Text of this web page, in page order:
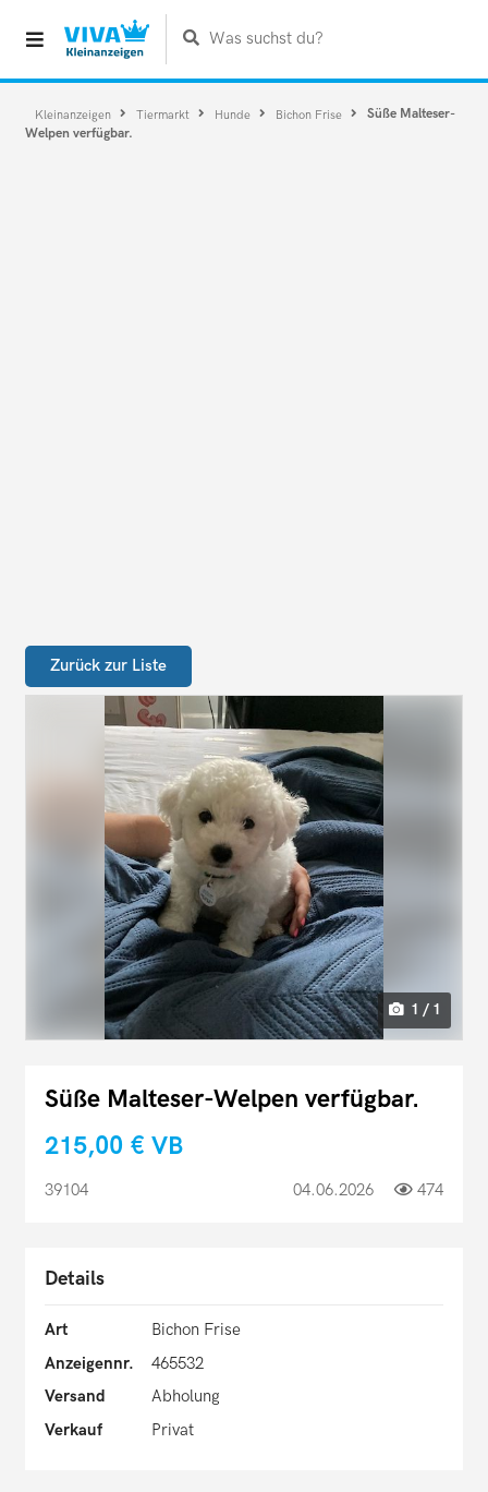
Was suchst du?
Kleinanzeigen Tiermarkt Hunde Bichon Frise
Süße Malteser-
Welpen verfügbar.
Zurück zur Liste
1 / 1
Süße Malteser-Welpen verfügbar.
215,00 € VB
39104 04.06.2026 474
Details
Art
Bichon Frise
Anzeigennr.
465532
Versand
Abholung
Verkauf
Privat